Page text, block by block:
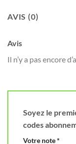
AVIS (0)
Avis
Il n’y a pas encore
Soyez le
codes
Votre note*